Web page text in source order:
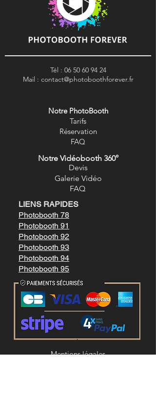
Tél : 06 50 60 94 24
Mail : contact@photoboothforever.fr
Notre PhotoBooth
Tarifs
Réservation
FAQ
Devis
Notre Vidéobooth 360°
Galerie Vidéo
FAQ
LIENS RAPIDES
Photobooth 78
Photobooth 91
Photobooth 92
Photobooth 93
Photobooth 94
Photobooth 95
Mentions légales